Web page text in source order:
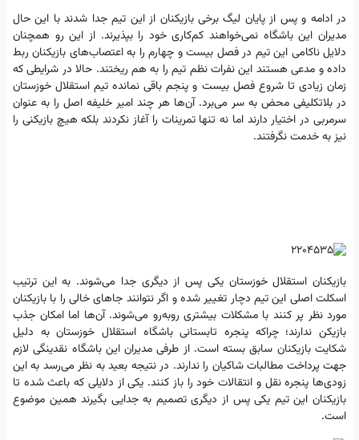
در ادامه و پس از پایان لیگ برخی بازیکنان از این تیم جدا شدند با این حال
مدیران این باشگاه نمی‌خواهند کم‌کاری خود را بپذیرند. از این رو همچنان
دلایل ناکامی این تیم در فصل بیست و چهارم را به اعتصاب‌های بازیکنان ربط
داده و مدعی هستند این نفرات نظم تیم را به هم ریختند. حالا در شرایطی که
زمان زیادی تا شروع فصل بیست و پنجم باقی نمانده تیم استقلال خوزستان
در بلاتکلیفی محض به سر می‌برد. آن‌ها هر چند امیر خلیفه اصل را به عنوان
سرمربی در اختیار دارند اما نه تنها تمرینات را آغاز نکردند بلکه هیچ بازیکنی را
نیز به خدمت نگرفتند.
بازیکنان استقلال خوزستان یکی پس از دیگری جدا می‌شوند. به این ترتیب
اسکلت اصلی این تیم دچار تغییر شده و اگر نتوانند جا‌های خالی را با بازیکنان
مورد نظر پر کنند با مشکلات بیشتری روبه‌رو می‌شوند. آن‌ها اما امکان جذب
بازیکن ندارند؛ چراکه پنجره تابستانی باشگاه استقلال خوزستان به دلیل
شکایت بازیکنان سابق بسته است. از طرفی مدیران این باشگاه نقدینگی لازم
جهت پرداخت مطالبات شاکیان را ندارند. در نتیجه بعید به نظر می‌رسد به این
زودی‌ها پنجره نقل و انتقالات خود را باز کنند. یکی از دلایلی که باعث شده تا
بازیکنان این تیم یکی پس از دیگری تصمیم به جدایی بگیرند همین موضوع
است.